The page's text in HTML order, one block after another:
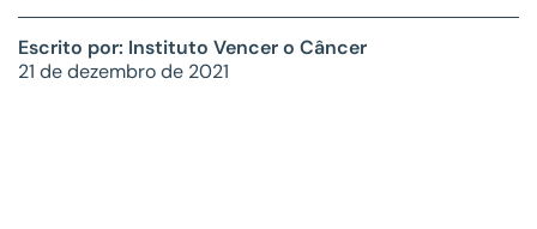
Escrito por: Instituto Vencer o Câncer
21 de dezembro de 2021